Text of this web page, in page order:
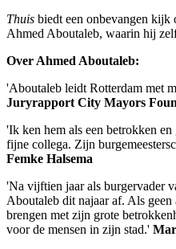
Thuis biedt een onbevangen kijk
Ahmed Aboutaleb, waarin hij
Over Ahmed Aboutaleb:
'Aboutaleb leidt Rotterdam met
Juryrapport City Mayors
'Ik ken hem als een betrokken en
fijne collega. Zijn
Femke Halsema
'Na vijftien jaar als burgervader
Aboutaleb dit najaar af. Als
brengen met zijn grote
voor de mensen in zijn stad.'